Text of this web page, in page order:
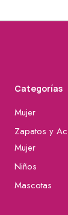
Categorías
Mujer
Zapatos y
Mujer
Niños
Mascotas